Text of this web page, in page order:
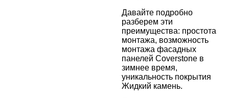
Давайте подробно
разберем эти
преимущества: простота
монтажа, возможность
монтажа фасадных
панелей Coverstone в
зимнее время,
уникальность покрытия
Жидкий камень.